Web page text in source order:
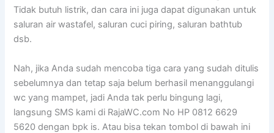
Tidak butuh listrik, dan cara ini juga dapat digunakan untuk
saluran air wastafel, saluran cuci piring, saluran bathtub
dsb.
Nah, jika Anda sudah mencoba tiga cara yang sudah ditulis
sebelumnya dan tetap saja belum berhasil menanggulangi
wc yang mampet, jadi Anda tak perlu bingung lagi,
langsung SMS kami di RajaWC.com No HP 0812 6629
5620 dengan bpk is. Atau bisa tekan tombol di bawah ini